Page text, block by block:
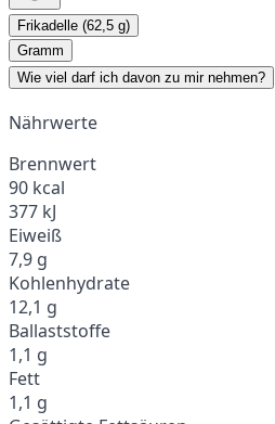
Frikadelle (62,5 g)
Gramm
Wie viel darf ich davon zu mir nehmen?
Nährwerte
Brennwert
90 kcal
377 kJ
Eiweiß
7,9 g
Kohlenhydrate
12,1 g
Ballaststoffe
1,1 g
Fett
1,1 g